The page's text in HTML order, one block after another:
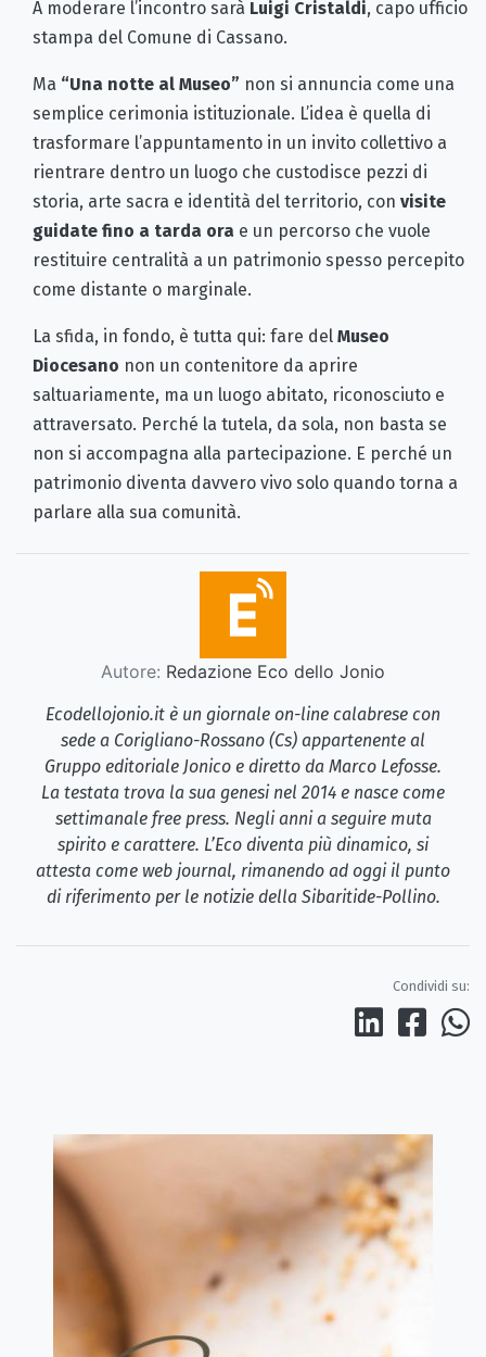
A moderare l’incontro sarà Luigi Cristaldi, capo ufficio
stampa del Comune di Cassano.
Ma “Una notte al Museo” non si annuncia come una
semplice cerimonia istituzionale. L’idea è quella di
trasformare l’appuntamento in un invito collettivo a
rientrare dentro un luogo che custodisce pezzi di
storia, arte sacra e identità del territorio, con visite
guidate fino a tarda ora e un percorso che vuole
restituire centralità a un patrimonio spesso percepito
come distante o marginale.
La sfida, in fondo, è tutta qui: fare del Museo
Diocesano non un contenitore da aprire
saltuariamente, ma un luogo abitato, riconosciuto e
attraversato. Perché la tutela, da sola, non basta se
non si accompagna alla partecipazione. E perché un
patrimonio diventa davvero vivo solo quando torna a
parlare alla sua comunità.
Autore: Redazione Eco dello Jonio
Ecodellojonio.it è un giornale on-line calabrese con
sede a Corigliano-Rossano (Cs) appartenente al
Gruppo editoriale Jonico e diretto da Marco Lefosse.
La testata trova la sua genesi nel 2014 e nasce come
settimanale free press. Negli anni a seguire muta
spirito e carattere. L’Eco diventa più dinamico, si
attesta come web journal, rimanendo ad oggi il punto
di riferimento per le notizie della Sibaritide-Pollino.
Condividi su: